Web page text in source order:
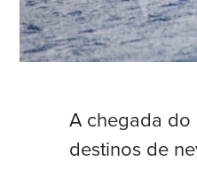
A chegada do
destinos de